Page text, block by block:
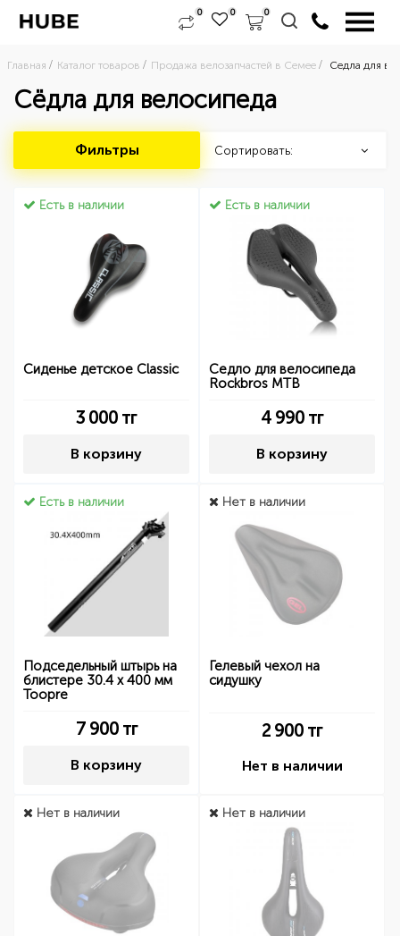
0 0 0
Главная Каталог товаров Продажа велозапчастей в Семее Седла для
Сёдла для велосипеда
Фильтры Сортировать:
Есть в наличии
Сиденье детское Classic
3 000 тг
В корзину
Есть в наличии
Седло для велосипеда
Rockbros MTB
4 990 тг
В корзину
Есть в наличии
Подседельный штырь на
блистере 30.4 х 400 мм
Toopre
7 900тг
В корзину
Нет в наличии
Гелевый чехол на
сидушку
2 900 тг
Нет в наличии
Нет в наличии Нет в наличии